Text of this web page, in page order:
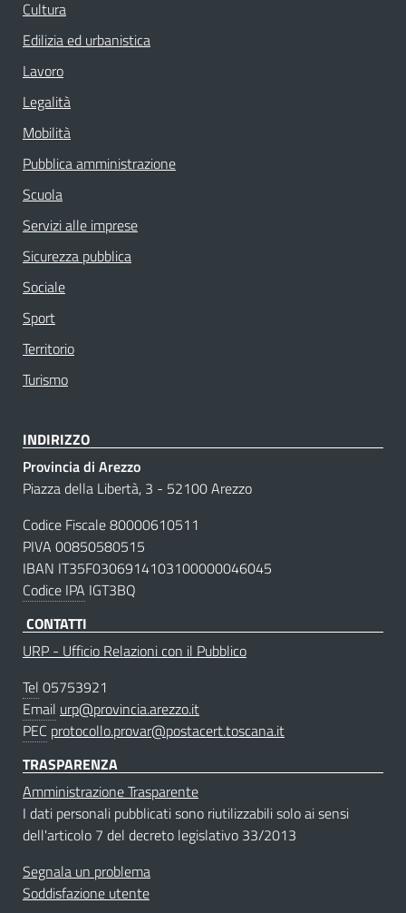
Cultura
Edilizia ed urbanistica
Lavoro
Legalità
Mobilità
Pubblica amministrazione
Scuola
Servizi alle imprese
Sicurezza pubblica
Sociale
Sport
Territorio
Turismo
INDIRIZZO
Provincia di Arezzo
Piazza della Libertà, 3 - 52100 Arezzo
Codice Fiscale 80000610511
PIVA 00850580515
IBAN IT35F0306914103100000046045
Codice IPA IGT3BQ
CONTATTI
URP - Ufficio Relazioni con il Pubblico
Tel 05753921
Email urp@provincia.arezzo.it
PEC protocollo.provar@postacert.toscana.it
TRASPARENZA
Amministrazione Trasparente
I dati personali pubblicati sono riutilizzabili solo ai sensi
dell'articolo 7 del decreto legislativo 33/2013
Segnala un problema
Soddisfazione utente